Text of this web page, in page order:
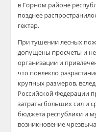
в Горном районе
позднее
гектар.
При тушении лесных
допущены просчеты и
организации и
что повлекло
крупных размеров,
Российской Федерации
затраты больших сил и
бюджета республики и
возникновение